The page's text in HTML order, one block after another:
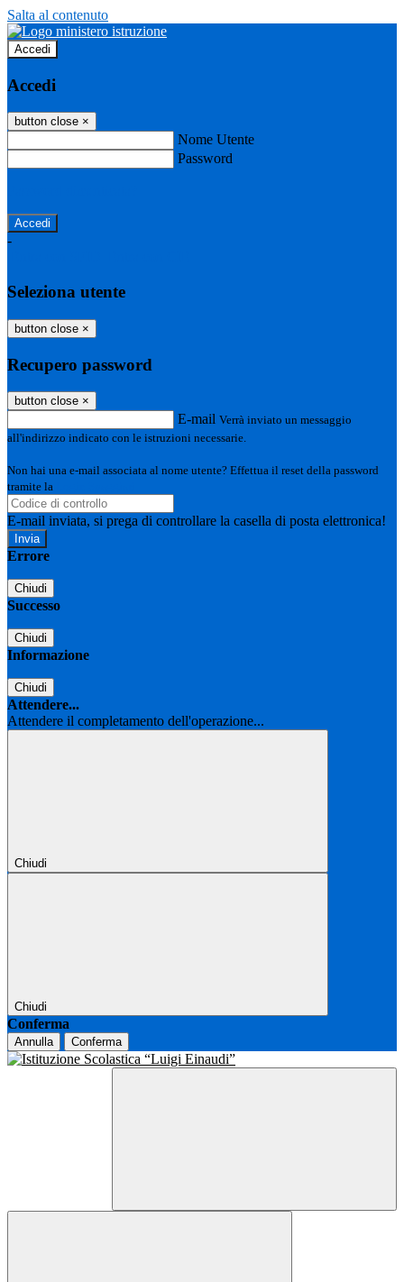
Salta al contenuto
Accedi
Accedi
button close ×
Nome Utente
Password
-
Seleziona utente
button close ×
Recupero password
button close ×
E-mail Verrà inviato un messaggio
all'indirizzo indicato con le istruzioni necessarie.
Non hai una e-mail associata al nome utente? Effettua il reset della password
tramite la
E-mail inviata, si prega di controllare la casella di posta elettronica!
Errore
Chiudi
Successo
Chiudi
Informazione
Chiudi
Attendere...
Attendere il completamento dell'operazione...
Chiudi
Chiudi
Conferma
Annulla Conferma